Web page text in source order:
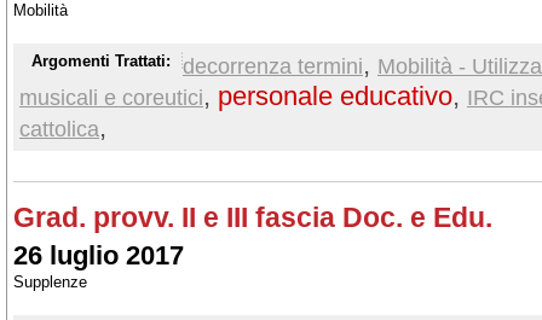
Mobilità
Argomenti Trattati: decorrenza termini, Mobilità -
musicali e coreutici, personale educativo, IRC
cattolica,
Grad. provv. II e III fascia Doc. e Edu.
26 luglio 2017
Supplenze